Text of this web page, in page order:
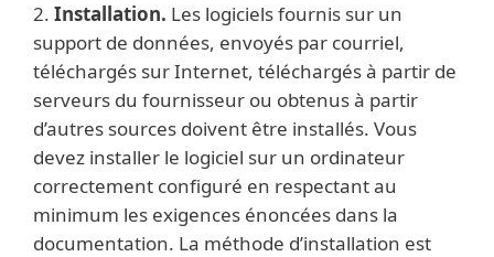
2. Installation. Les logiciels fournis sur un
support de données, envoyés par courriel,
téléchargés sur Internet, téléchargés à partir de
serveurs du fournisseur ou obtenus à partir
d’autres sources doivent être installés. Vous
devez installer le logiciel sur un ordinateur
correctement configuré en respectant au
minimum les exigences énoncées dans la
documentation. La méthode d’installation est